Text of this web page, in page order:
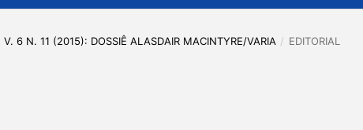
V. 6 N. 11 (2015): DOSSIÊ ALASDAIR MACINTYRE/VARIA / EDITORIAL